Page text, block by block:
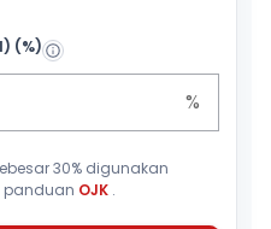
(%)
%
30% digunakan
panduan OJK .